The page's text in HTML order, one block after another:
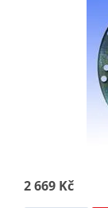
2 669 Kč